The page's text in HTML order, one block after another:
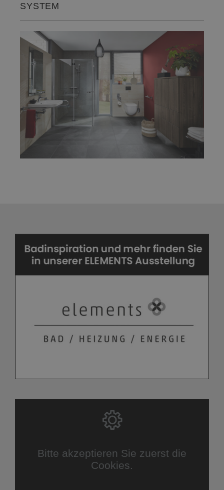
SYSTEM
Bitte akzeptieren Sie zuerst die
Cookies.